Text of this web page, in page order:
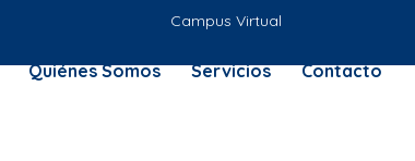
Campus Virtual
Quiénes Somos Servicios Contacto